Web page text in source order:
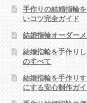
手作りの結婚指輪
いコツ完全ガイド
結婚指輪オーダー
結婚指輪を手作り
のすべて
結婚指輪を手作り
にする安心制作ガ